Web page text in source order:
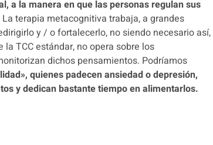
a la manera en que las personas regulan sus
La terapia metacognitiva trabaja, a grandes
y / o fortalecerlo, no siendo necesario así,
la TCC estándar, no opera sobre los
dichos pensamientos. Podríamos
quienes padecen ansiedad o depresión,
y dedican bastante tiempo en alimentarlos.